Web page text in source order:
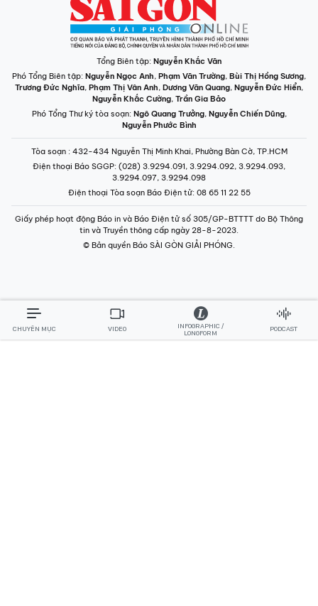
Tổng Biên tập: Nguyễn Khắc Văn
Phó Tổng Biên tập: Nguyễn Ngọc Anh, Phạm Văn Trường, Bùi Thị Hồng Sương,
Trương Đức Nghĩa, Phạm Thị Vân Anh, Dương Văn Quang, Nguyễn Đức Hiển,
Nguyễn Khắc Cường, Trần Gia Bảo
Phó Tổng Thư ký tòa soạn: Ngô Quang Trưởng, Nguyễn Chiến Dũng,
Nguyễn Phước Bình
Tòa soạn : 432-434 Nguyễn Thị Minh Khai, Phường Bàn Cờ, TP.HCM
Điện thoại Báo SGGP: (028) 3.9294.091, 3.9294.092, 3.9294.093,
3.9294.097, 3.9294.098
Điện thoại Tòa soạn Báo Điện tử: 08 65 11 22 55
Giấy phép hoạt động Báo in và Báo Điện tử số 305/GP-BTTTT do Bộ Thông
tin và Truyền thông cấp ngày 28-8-2023.
© Bản quyền Báo SÀI GÒN GIẢI PHÓNG.
CHUYÊN MỤC VIDEO
INFOGRAPHIC /
LONGFORM
PODCAST